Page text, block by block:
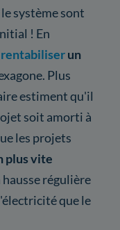
système sont
! En
rentabiliserun
Plus
estiment qu'il
soit amorti à
les projets
plus vite
hausse régulière
que le